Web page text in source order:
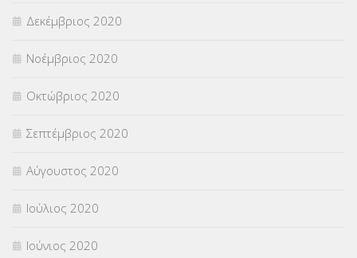
Δεκέμβριος 2020
Νοέμβριος 2020
Οκτώβριος 2020
Σεπτέμβριος 2020
Αύγουστος 2020
Ιούλιος 2020
Ιούνιος 2020